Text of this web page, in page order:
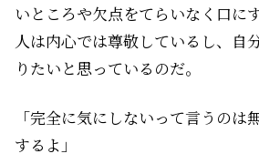
いところや欠点をてらいなく口に
人は内心では尊敬しているし、自
りたいと思っているのだ。
「完全に気にしないって言うのは
するよ」